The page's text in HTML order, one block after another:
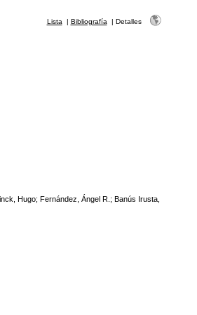
Lista | Bibliografía | Detalles
Hugo; Fernández, Ángel R.; Banús Irusta,